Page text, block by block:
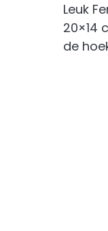
Leuk
20×14
de